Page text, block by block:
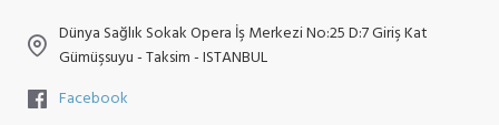
Dünya Sağlık Sokak Opera İş Merkezi No:25 D:7 Giriş Kat
Gümüşsuyu - Taksim - ISTANBUL
Facebook